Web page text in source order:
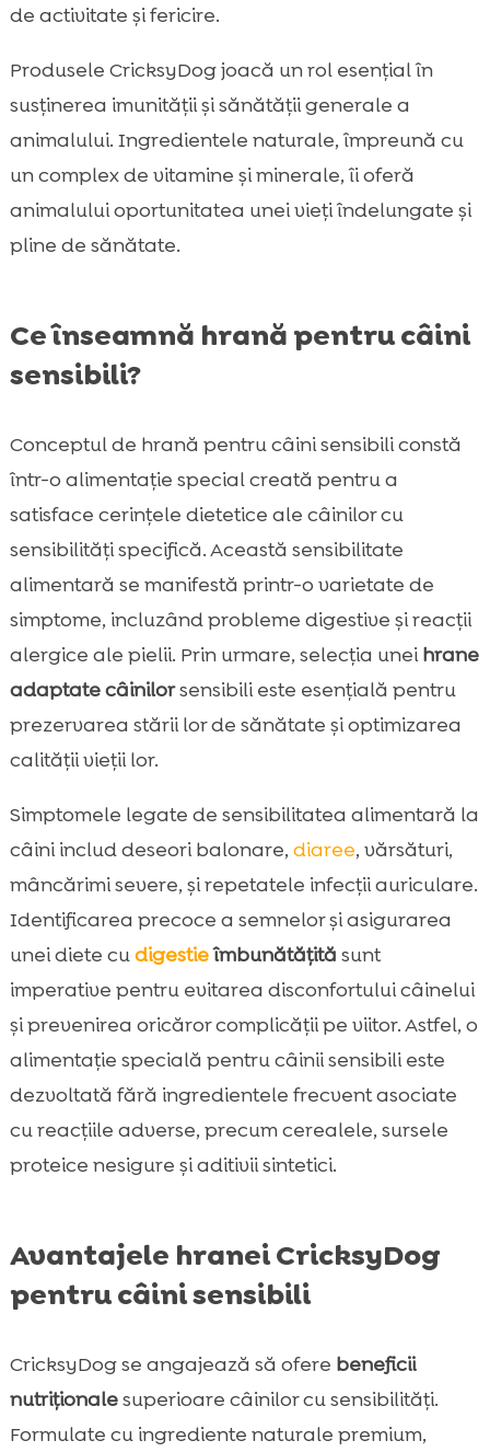
de activitate și fericire.
Produsele CricksyDog joacă un rol esențial în
susținerea imunității și sănătății generale a
animalului. Ingredientele naturale, împreună cu
un complex de vitamine și minerale, îi oferă
animalului oportunitatea unei vieți îndelungate și
pline de sănătate.
Ce înseamnă hrană pentru câini
sensibili?
Conceptul de hrană pentru câini sensibili constă
într-o alimentație special creată pentru a
satisface cerințele dietetice ale câinilor cu
sensibilităţi specifică. Această sensibilitate
alimentară se manifestă printr-o varietate de
simptome, incluzând probleme digestive și reacții
alergice ale pielii. Prin urmare, selecția uneihrane
adaptate câinilorsensibili este esențială pentru
prezervarea stării lor de sănătate și optimizarea
calității vieții lor.
Simptomele legate de sensibilitatea alimentară la
câini includ deseori balonare, diaree, vărsături,
mâncărimi severe, și repetatele infecții auriculare.
Identificarea precoce a semnelor și asigurarea
unei diete cudigestieîmbunătățită sunt
imperative pentru evitarea disconfortului câinelui
și prevenirea oricăror complicății pe viitor. Astfel, o
alimentație specială pentru câinii sensibili este
dezvoltată fără ingredientele frecvent asociate
cu reacțiile adverse, precum cerealele, sursele
proteice nesigure și aditivii sintetici.
Avantajele hranei CricksyDog
pentru câini sensibili
CricksyDog se angajează să ofere beneficii
nutriționalesuperioare câinilor cu sensibilități.
Formulate cu ingrediente naturale premium,